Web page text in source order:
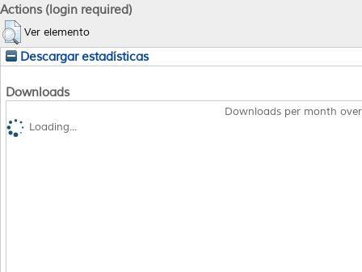
Actions (login required)
Ver elemento
Descargar estadísticas
Downloads
Downloads per month
Loading...